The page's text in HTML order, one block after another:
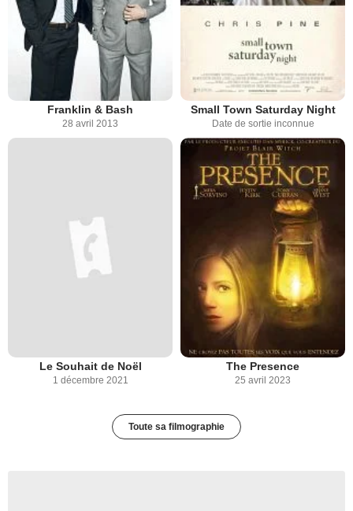
Franklin & Bash
28 avril 2013
Small Town Saturday Night
Date de sortie inconnue
Le Souhait de Noël
1 décembre 2021
The Presence
25 avril 2023
Toute sa filmographie